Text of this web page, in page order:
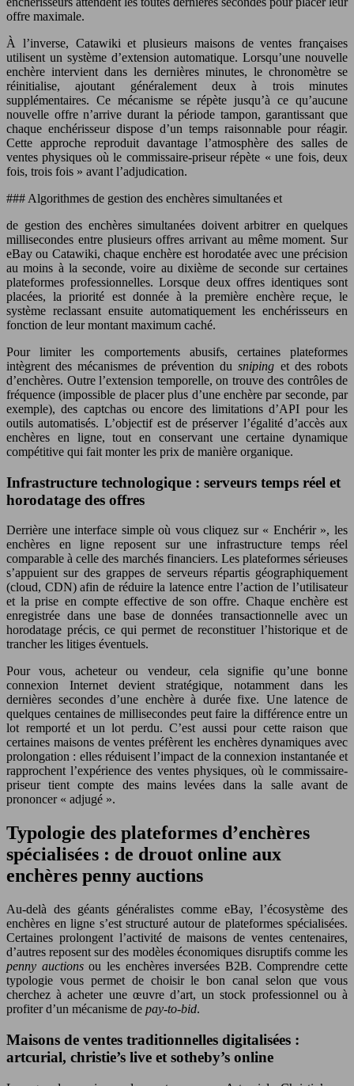
offre maximale.
À l’inverse, Catawiki et plusieurs maisons de ventes françaises
utilisent un système d’extension automatique. Lorsqu’une nouvelle
enchère intervient dans les dernières minutes, le chronomètre se
réinitialise, ajoutant généralement deux à trois minutes
supplémentaires. Ce mécanisme se répète jusqu’à ce qu’aucune
nouvelle offre n’arrive durant la période tampon, garantissant que
chaque enchérisseur dispose d’un temps raisonnable pour réagir.
Cette approche reproduit davantage l’atmosphère des salles de
ventes physiques où le commissaire-priseur répète « une fois, deux
fois, trois fois » avant l’adjudication.
### Algorithmes de gestion des enchères simultanées et
de gestion des enchères simultanées doivent arbitrer en quelques
millisecondes entre plusieurs offres arrivant au même moment. Sur
eBay ou Catawiki, chaque enchère est horodatée avec une précision
au moins à la seconde, voire au dixième de seconde sur certaines
plateformes professionnelles. Lorsque deux offres identiques sont
placées, la priorité est donnée à la première enchère reçue, le
système reclassant ensuite automatiquement les enchérisseurs en
fonction de leur montant maximum caché.
Pour limiter les comportements abusifs, certaines plateformes
intègrent des mécanismes de prévention dusniping et des robots
d’enchères. Outre l’extension temporelle, on trouve des contrôles de
fréquence (impossible de placer plus d’une enchère par seconde, par
exemple), des captchas ou encore des limitations d’API pour les
outils automatisés. L’objectif est de préserver l’égalité d’accès aux
enchères en ligne, tout en conservant une certaine dynamique
compétitive qui fait monter les prix de manière organique.
Infrastructure technologique : serveurs temps réel et
horodatage des offres
Derrière une interface simple où vous cliquez sur « Enchérir », les
enchères en ligne reposent sur une infrastructure temps réel
comparable à celle des marchés financiers. Les plateformes sérieuses
s’appuient sur des grappes de serveurs répartis géographiquement
(cloud, CDN) afin de réduire la latence entre l’action de l’utilisateur
et la prise en compte effective de son offre. Chaque enchère est
enregistrée dans une base de données transactionnelle avec un
horodatage précis, ce qui permet de reconstituer l’historique et de
trancher les litiges éventuels.
Pour vous, acheteur ou vendeur, cela signifie qu’une bonne
connexion Internet devient stratégique, notamment dans les
dernières secondes d’une enchère à durée fixe. Une latence de
quelques centaines de millisecondes peut faire la différence entre un
lot remporté et un lot perdu. C’est aussi pour cette raison que
certaines maisons de ventes préfèrent les enchères dynamiques avec
prolongation : elles réduisent l’impact de la connexion instantanée et
rapprochent l’expérience des ventes physiques, où le commissaire-
priseur tient compte des mains levées dans la salle avant de
prononcer « adjugé ».
Typologie des plateformes d’enchères
spécialisées : de drouot online aux
enchères penny auctions
Au-delà des géants généralistes comme eBay, l’écosystème des
enchères en ligne s’est structuré autour de plateformes spécialisées.
Certaines prolongent l’activité de maisons de ventes centenaires,
d’autres reposent sur des modèles économiques disruptifs comme les
penny auctionsou les enchères inversées B2B. Comprendre cette
typologie vous permet de choisir le bon canal selon que vous
cherchez à acheter une œuvre d’art, un stock professionnel ou à
profiter d’un mécanisme de pay-to-bid.
Maisons de ventes traditionnelles digitalisées :
artcurial, christie’s live et sotheby’s online